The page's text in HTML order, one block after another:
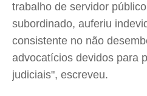
trabalho de servidor
subordinado, auferiu
consistente no não
advocatícios devidos para
judiciais", escreveu.